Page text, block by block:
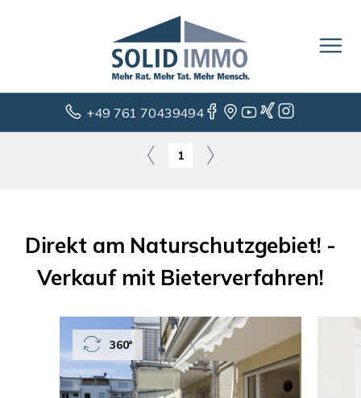
+49 761 70439494
1
Direkt am Naturschutzgebiet! -
Verkauf mit Bieterverfahren!
360°